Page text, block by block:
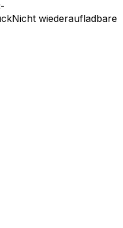
Nicht wiederaufladbare